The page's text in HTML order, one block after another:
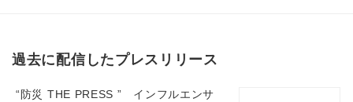
過去に配信したプレスリリース
“防災 THE PRESS ” インフルエンサ